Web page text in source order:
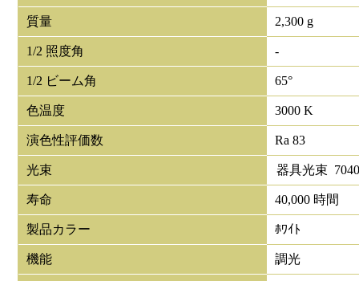
質量 2,300 g
1/2 照度角 -
1/2 ビーム角 65°
色温度 3000 K
演色性評価数 Ra 83
光束 器具光束
寿命 40,000 時間
製品カラー ﾎﾜｲﾄ
機能 調光